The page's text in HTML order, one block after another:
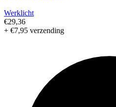
Werklicht
€29,36
+ €7,95 verzending